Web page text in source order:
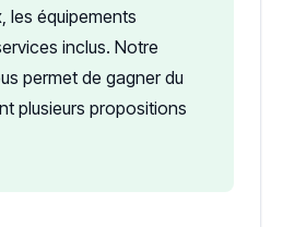
les équipements
inclus. Notre
permet de gagner du
plusieurs propositions